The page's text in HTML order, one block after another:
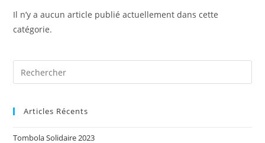
Il n’y a aucun article publié actuellement dans cette
catégorie.
Articles Récents
Tombola Solidaire 2023